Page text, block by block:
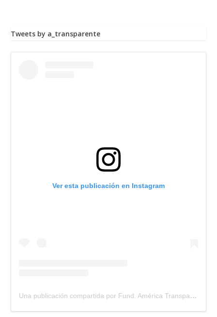
Tweets by a_transparente
Ver esta publicación en Instagram
Una publicación compartida por Fund. América Transparente (@america_transparente)